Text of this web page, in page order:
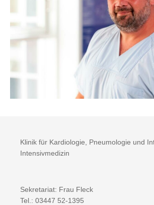
Klinik für Kardiologie, Pneumologie und
Intensivmedizin
Sekretariat: Frau Fleck
Tel.: 03447 52-1395